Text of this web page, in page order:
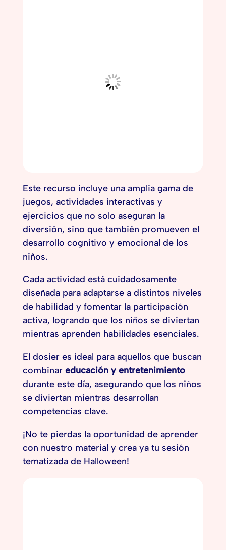
Este recurso incluye una amplia gama de
juegos, actividades interactivas y
ejercicios que no solo aseguran la
diversión, sino que también promueven el
desarrollo cognitivo y emocional de los
niños.
Cada actividad está cuidadosamente
diseñada para adaptarse a distintos niveles
de habilidad y fomentar la participación
activa, logrando que los niños se diviertan
mientras aprenden habilidades esenciales.
El dosier es ideal para aquellos que buscan
combinar educación y entretenimiento
durante este día, asegurando que los niños
se diviertan mientras desarrollan
competencias clave.
¡No te pierdas la oportunidad de aprender
con nuestro material y crea ya tu sesión
tematizada de Halloween!